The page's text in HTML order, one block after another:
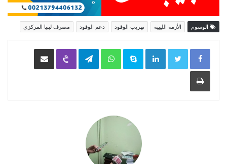
الوسوم الأزمة الليبية تهريب الوقود دعم الوقود مصرف ليبيا المركزي
LinkedIn
Skype
WhatsApp
Telegram
Viber مشاركة عبر البريد
طباعة